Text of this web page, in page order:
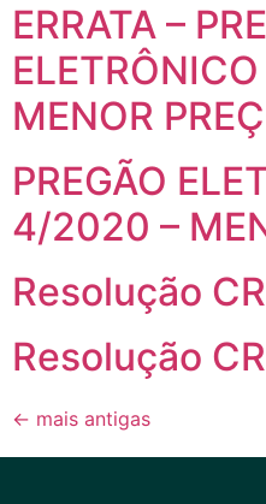
ERRATA –
MENOR
PREGÃO
4/2020 –
Resolução
Resolução
← mais antigas